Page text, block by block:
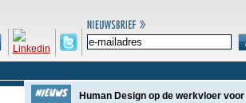
Human Design op de werkvloer voor